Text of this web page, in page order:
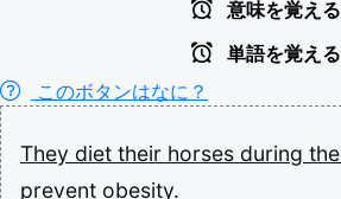
意味を覚える
単語を覚える
このボタンはなに？
They diet their horses during the
prevent obesity.